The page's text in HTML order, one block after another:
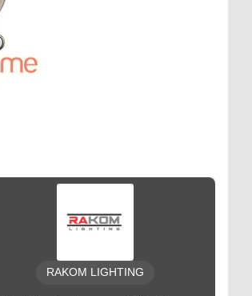
RAKOM LIGHTING